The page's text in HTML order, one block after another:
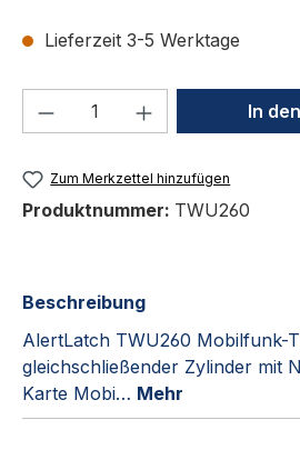
Lieferzeit 3-5 Werktage
Produkt Anzahl: Gib
In
Zum Merkzettel hinzufügen
Produktnummer: TWU260
Beschreibung
AlertLatch TWU260 Mobilfunk-
gleichschließender Zylinder mit
Karte Mobi… Mehr